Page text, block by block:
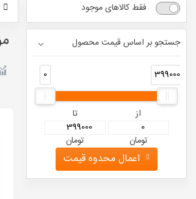
فقط کالاهای موجود
جستجو بر اساس قیمت محصول
0 399000
از
تومان
تا
تومان
اعمال محدوه قیمت